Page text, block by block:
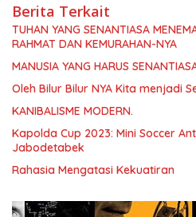
Berita Terkait
TUHAN YANG SENANTIASA
RAHMAT DAN KEMURAHAN-NYA
MANUSIA YANG HARUS
Oleh Bilur Bilur NYA Kita menjadi
KANIBALISME MODERN.
Kapolda Cup 2023: Mini Soccer
Jabodetabek
Rahasia Mengatasi Kekuatiran